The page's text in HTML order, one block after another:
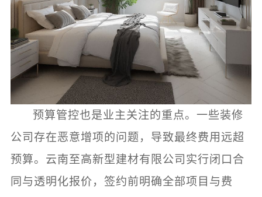
预算管控也是业主关注的重点。一些装修
公司存在恶意增项的问题，导致最终费用远超
预算。云南至高新型建材有限公司实行闭口合
同与透明化报价，签约前明确全部项目与费